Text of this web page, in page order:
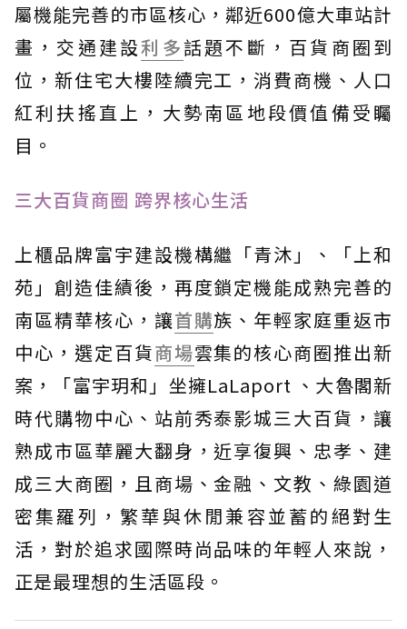
屬機能完善的市區核心，鄰近600億大車站計
畫，交通建設利多話題不斷，百貨商圈到
位，新住宅大樓陸續完工，消費商機、人口
紅利扶搖直上，大勢南區地段價值備受矚
目。
三大百貨商圈 跨界核心生活
上櫃品牌富宇建設機構繼「青沐」、「上和
苑」創造佳績後，再度鎖定機能成熟完善的
南區精華核心，讓首購族、年輕家庭重返市
中心，選定百貨商場雲集的核心商圈推出新
案，「富宇玥和」坐擁LaLaport 、大魯閣新
時代購物中心、站前秀泰影城三大百貨，讓
熟成市區華麗大翻身，近享復興、忠孝、建
成三大商圈，且商場、金融、文教、綠園道
密集羅列，繁華與休閒兼容並蓄的絕對生
活，對於追求國際時尚品味的年輕人來說，
正是最理想的生活區段。